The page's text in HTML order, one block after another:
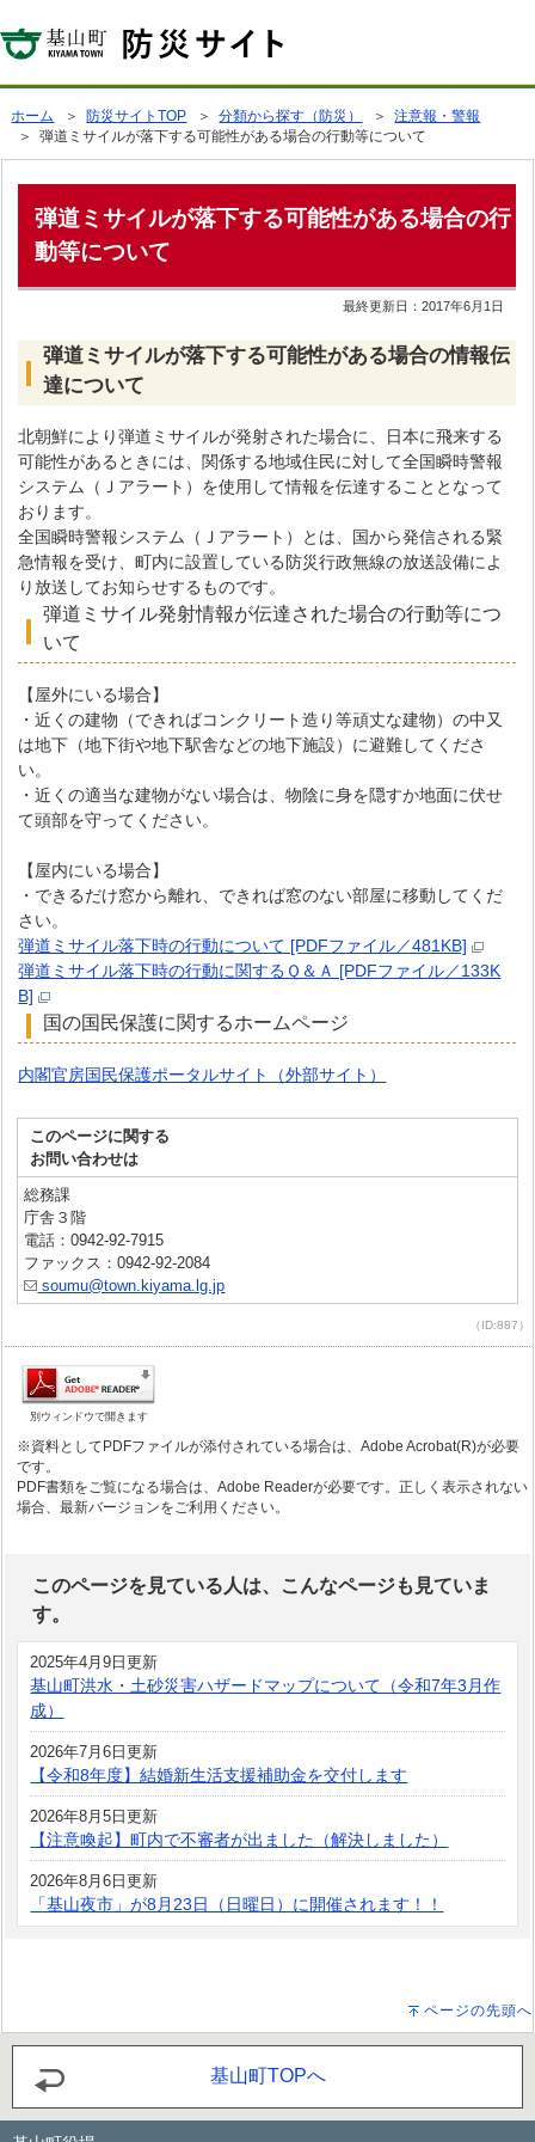
ホーム ＞ 防災サイトTOP ＞分類から探す（防災） ＞注意報・警報
＞ 弾道ミサイルが落下する可能性がある場合の行動等について
弾道ミサイルが落下する可能性がある場合の行
動等について
最終更新日：2017年6月1日
弾道ミサイルが落下する可能性がある場合の情報伝
達について
北朝鮮により弾道ミサイルが発射された場合に、日本に飛来する
可能性があるときには、関係する地域住民に対して全国瞬時警報
システム（Ｊアラート）を使用して情報を伝達することとなって
おります。
全国瞬時警報システム（Ｊアラート）とは、国から発信される緊
急情報を受け、町内に設置している防災行政無線の放送設備によ
り放送してお知らせするものです。
弾道ミサイル発射情報が伝達された場合の行動等につ
いて
【屋外にいる場合】
・近くの建物（できればコンクリート造り等頑丈な建物）の中又
は地下（地下街や地下駅舎などの地下施設）に避難してくださ
い。
・近くの適当な建物がない場合は、物陰に身を隠すか地面に伏せ
て頭部を守ってください。
【屋内にいる場合】
・できるだけ窓から離れ、できれば窓のない部屋に移動してくだ
さい。
弾道ミサイル落下時の行動について [PDFファイル／481KB]
弾道ミサイル落下時の行動に関するＱ＆Ａ [PDFファイル／133K
B]
国の国民保護に関するホームページ
内閣官房国民保護ポータルサイト（外部サイト）
このページに関する
お問い合わせは
総務課
庁舎３階
電話：0942-92-7915
ファックス：0942-92-2084
soumu@town.kiyama.lg.jp
（ID:887）
別ウィンドウで開きます
※資料としてPDFファイルが添付されている場合は、Adobe Acrobat(R)が必要
です。
PDF書類をご覧になる場合は、Adobe Readerが必要です。正しく表示されない
場合、最新バージョンをご利用ください。
このページを見ている人は、こんなページも見ていま
す。
2025年4月9日更新
基山町洪水・土砂災害ハザードマップについて（令和7年3月作
成）
2026年7月6日更新
【令和8年度】結婚新生活支援補助金を交付します
2026年8月5日更新
【注意喚起】町内で不審者が出ました（解決しました）
2026年8月6日更新
「基山夜市」が8月23日（日曜日）に開催されます！！
ページの先頭へ
基山町TOPへ